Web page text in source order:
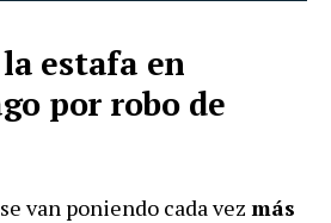
la estafa en
por robo de
van poniendo cada vez más